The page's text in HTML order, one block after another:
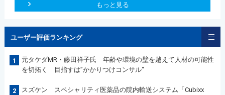
もっと見る
ユーザー評価ランキング
1
元タケダMR・藤田祥子氏 年齢や環境の壁を越えて人材の可能性
を切拓く 目指すは”かかりつけコンサル“
2
スズケン スペシャリティ医薬品の院内輸送システム「Cubixx